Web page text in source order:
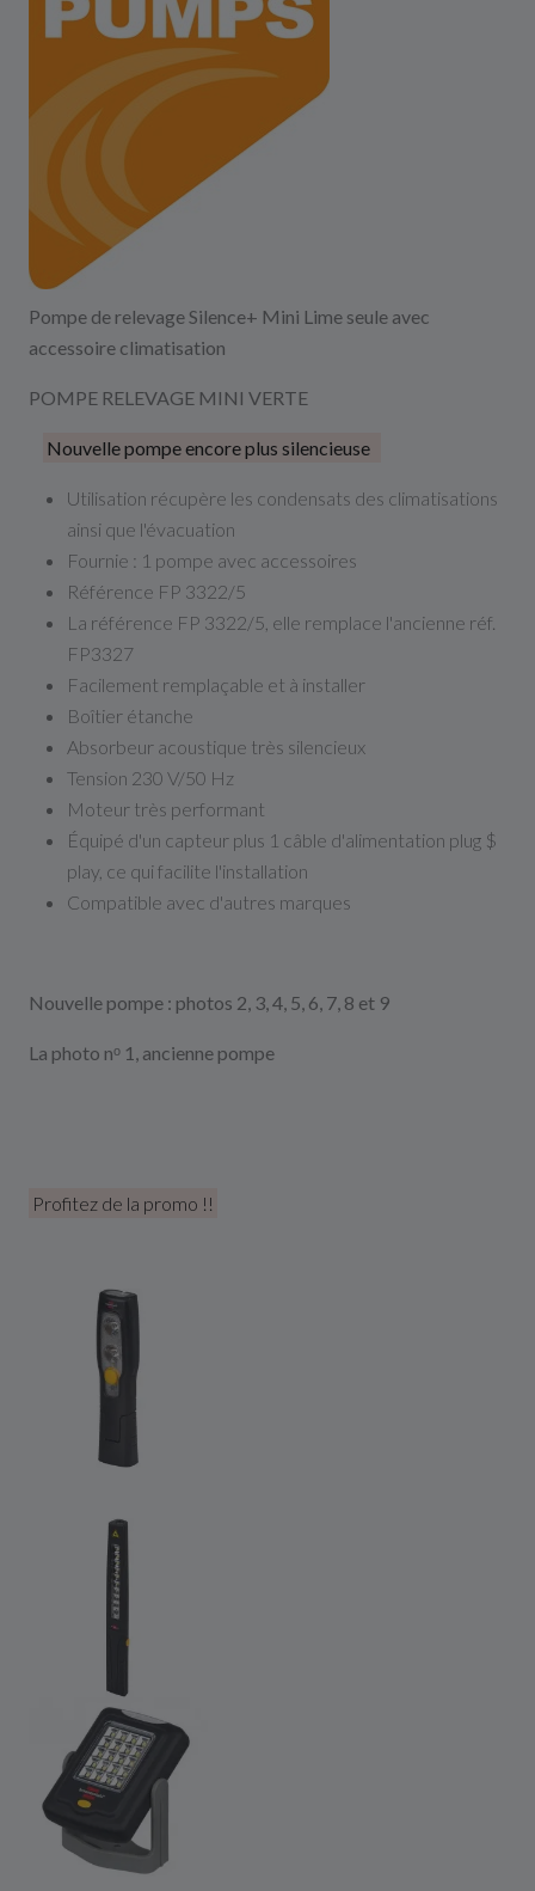
Pompe de relevage Silence+ Mini Lime seule avec
accessoire climatisation
POMPE RELEVAGE MINI VERTE
Nouvelle pompe encore plus silencieuse
Utilisation récupère les condensats des climatisations
ainsi que l'évacuation
Fournie : 1 pompe avec accessoires
Référence FP 3322/5
La référence FP 3322/5, elle remplace l'ancienne réf.
FP3327
Facilement remplaçable et à installer
Boîtier étanche
Absorbeur acoustique très silencieux
Tension 230 V/50 Hz
Moteur très performant
Équipé d'un capteur plus 1 câble d'alimentation plug $
play, ce qui facilite l'installation
Compatible avec d'autres marques
Nouvelle pompe : photos 2, 3, 4, 5, 6, 7, 8 et 9
La photo nᵒ 1, ancienne pompe
Profitez de la promo !!